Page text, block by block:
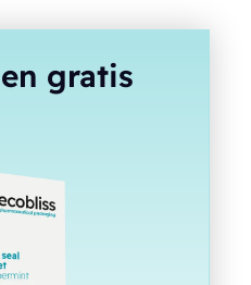
gratis